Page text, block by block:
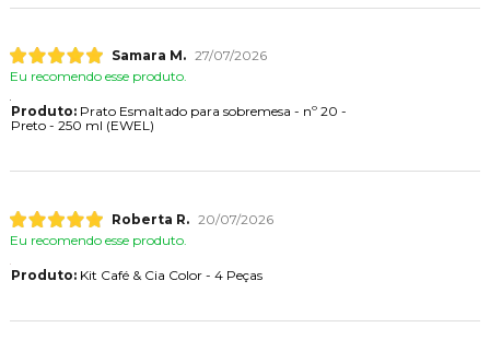
Samara M. 27/07/2026
Eu recomendo esse produto.
Produto:Prato Esmaltado para sobremesa - nº 20 -
Preto - 250 ml (EWEL)
Roberta R. 20/07/2026
Eu recomendo esse produto.
Produto:Kit Café & Cia Color - 4 Peças